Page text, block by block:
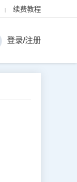
| 续费教程
登录/注册